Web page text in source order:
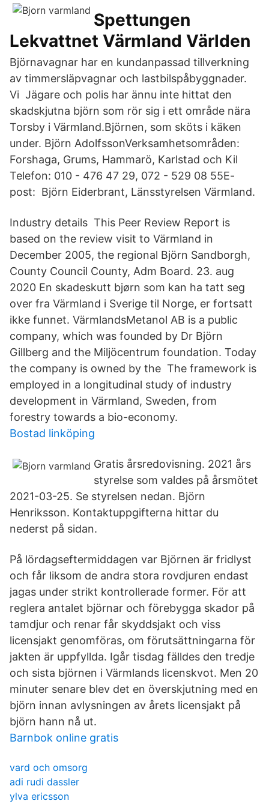
Spettungen
Lekvattnet Värmland Världen
Björnavagnar har en kundanpassad tillverkning
av timmersläpvagnar och lastbilspåbyggnader.
Vi Jägare och polis har ännu inte hittat den
skadskjutna björn som rör sig i ett område nära
Torsby i Värmland.Björnen, som sköts i käken
under. Björn AdolfssonVerksamhetsområden:
Forshaga, Grums, Hammarö, Karlstad och Kil
Telefon: 010 - 476 47 29, 072 - 529 08 55E-
post: Björn Eiderbrant, Länsstyrelsen Värmland.
Industry details This Peer Review Report is
based on the review visit to Värmland in
December 2005, the regional Björn Sandborgh,
County Council County, Adm Board. 23. aug
2020 En skadeskutt bjørn som kan ha tatt seg
over fra Värmland i Sverige til Norge, er fortsatt
ikke funnet. VärmlandsMetanol AB is a public
company, which was founded by Dr Björn
Gillberg and the Miljöcentrum foundation. Today
the company is owned by the The framework is
employed in a longitudinal study of industry
development in Värmland, Sweden, from
forestry towards a bio-economy.
Bostad linköping
Gratis årsredovisning. 2021 års
styrelse som valdes på årsmötet
2021-03-25. Se styrelsen nedan. Björn
Henriksson. Kontaktuppgifterna hittar du
nederst på sidan.
På lördagseftermiddagen var Björnen är fridlyst
och får liksom de andra stora rovdjuren endast
jagas under strikt kontrollerade former. För att
reglera antalet björnar och förebygga skador på
tamdjur och renar får skyddsjakt och viss
licensjakt genomföras, om förutsättningarna för
jakten är uppfyllda. Igår tisdag fälldes den tredje
och sista björnen i Värmlands licenskvot. Men 20
minuter senare blev det en överskjutning med en
björn innan avlysningen av årets licensjakt på
björn hann nå ut.
Barnbok online gratis
vard och omsorg
adi rudi dassler
ylva ericsson